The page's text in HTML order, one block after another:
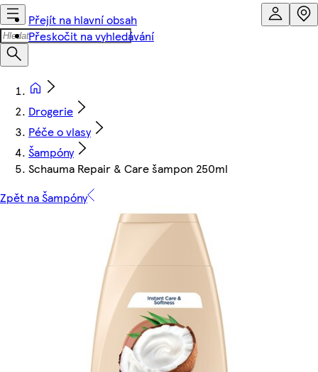
Přejít na hlavní obsah
Přeskočit na vyhledávání
Drogerie
Péče o vlasy
Šampóny
Schauma Repair & Care šampon 250ml
Zpět na Šampóny